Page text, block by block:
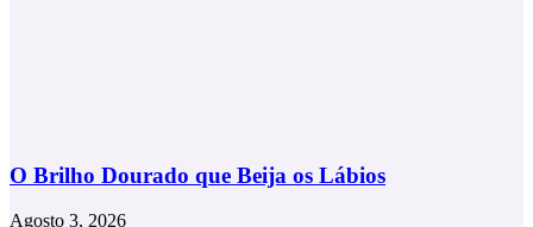
O Brilho Dourado que Beija os Lábios
Agosto 3, 2026